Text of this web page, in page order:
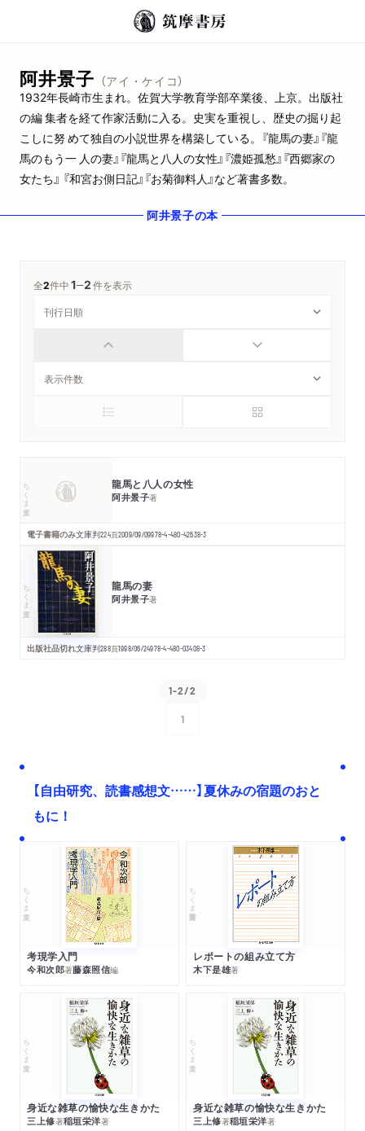
阿井景子 （アイ・ケイコ）
1932年長崎市生まれ。佐賀大学教育学部卒業後、上京。出版社
の編 集者を経て作家活動に入る。史実を重視し、歴史の掘り起
こしに努 めて独自の小説世界を構築している。『龍馬の妻』『龍
馬のもう一 人の妻』『龍馬と八人の女性』『濃姫孤愁』『西郷家の
女たち』 『和宮お側日記』『お菊御料人』など著書多数。
阿井景子の本
全2件中1─2件を表示
ちくま文庫 龍馬と八人の女性
阿井景子著
電子書籍のみ文庫判224頁2009/09/09978-4-480-42638-3
ちくま文庫 龍馬の妻
阿井景子著
出版社品切れ文庫判288頁1998/06/24978-4-480-03408-3
1-2/2
1
【自由研究、読書感想文……】夏休みの宿題のおと
もに！
ちくま文庫
考現学入門
今和次郎著藤森照信編
ちくま学芸文庫
レポートの組み立て方
木下是雄著
ちくま文庫
身近な雑草の愉快な生きかた
三上修著稲垣栄洋著
ちくま文庫
身近な雑草の愉快な生きかた
三上修著稲垣栄洋著